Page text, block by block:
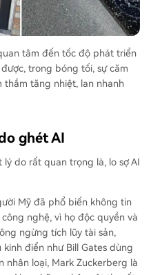
tâm đến tốc độ phát triển
trong bóng tối, sự căm
thầm tăng nhiệt, lan nhanh
ghét AI
lý do rất quan trọng là, lo sợ AI
Mỹ đã phổ biến không tin
nghệ, vì họ độc quyền và
ngừng tích lũy tài sản,
điển như Bill Gates dùng
nhân loại, Mark Zuckerberg là